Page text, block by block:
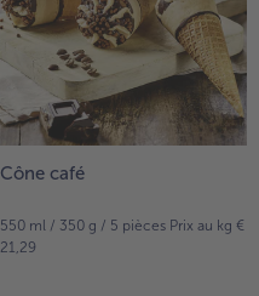
Cône café
550 ml / 350 g / 5 pièces Prix au kg €
21,29